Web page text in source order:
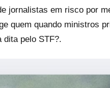
jornalistas em risco por
quem quando ministros
dita pelo STF?.